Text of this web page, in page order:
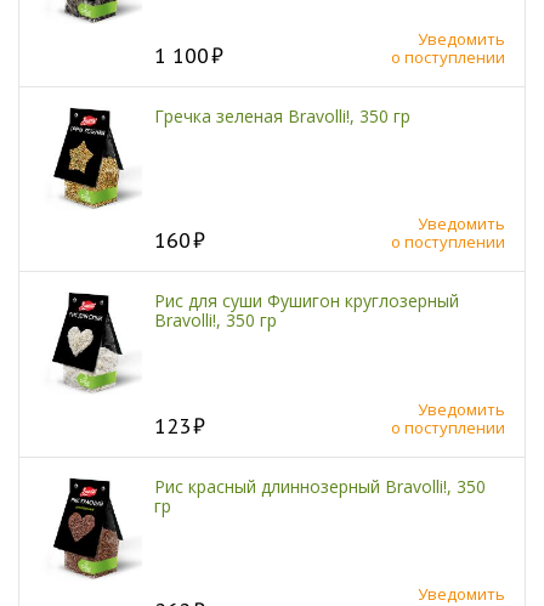
1 100
Уведомить
о поступлении
Гречка зеленая Bravolli!, 350 гр
160
Уведомить
о поступлении
Рис для суши Фушигон круглозерный
Bravolli!, 350 гр
123
Уведомить
о поступлении
Рис красный длиннозерный Bravolli!, 350
гр
Уведомить